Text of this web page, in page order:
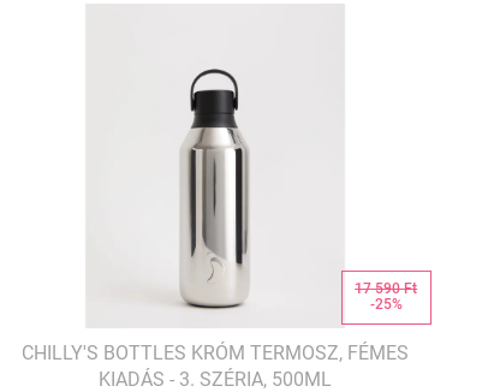
17 590 Ft
-25%
CHILLY'S BOTTLES KRÓM TERMOSZ, FÉMES
KIADÁS - 3. SZÉRIA, 500ML